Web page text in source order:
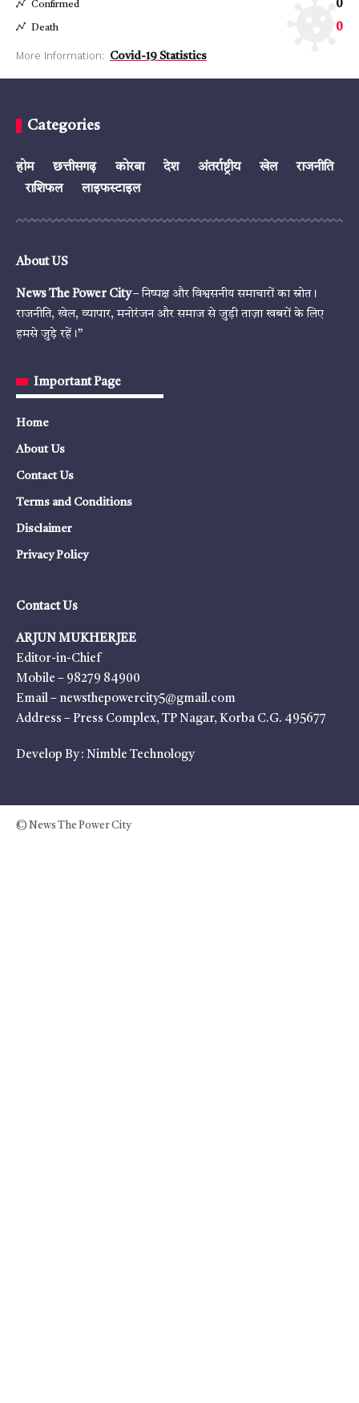
Confirmed 0
Death 0
More Information: Covid-19 Statistics
Categories
होम छत्तीसगढ़ कोरबा देश अंतर्राष्ट्रीय खेल
राजनीति
राशिफल
लाइफस्टाइल
About US
News The Power City– निष्पक्ष और विश्वसनीय समाचारों का स्रोत।
राजनीति, खेल, व्यापार, मनोरंजन और समाज से जुड़ी ताज़ा खबरों के लिए
हमसे जुड़े रहें।”
Important Page
Home
About Us
Contact Us
Terms and Conditions
Disclaimer
Privacy Policy
Contact Us
ARJUN MUKHERJEE
Editor-in-Chief
Mobile – 98279 84900
Email – newsthepowercity5@gmail.com
Address – Press Complex, TP Nagar, Korba C.G. 495677
Develop By : Nimble Technology
© News The Power City